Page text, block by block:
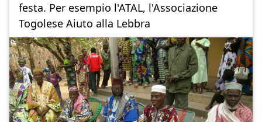
festa. Per esempio l'ATAL, l'Associazione
Togolese Aiuto alla Lebbra